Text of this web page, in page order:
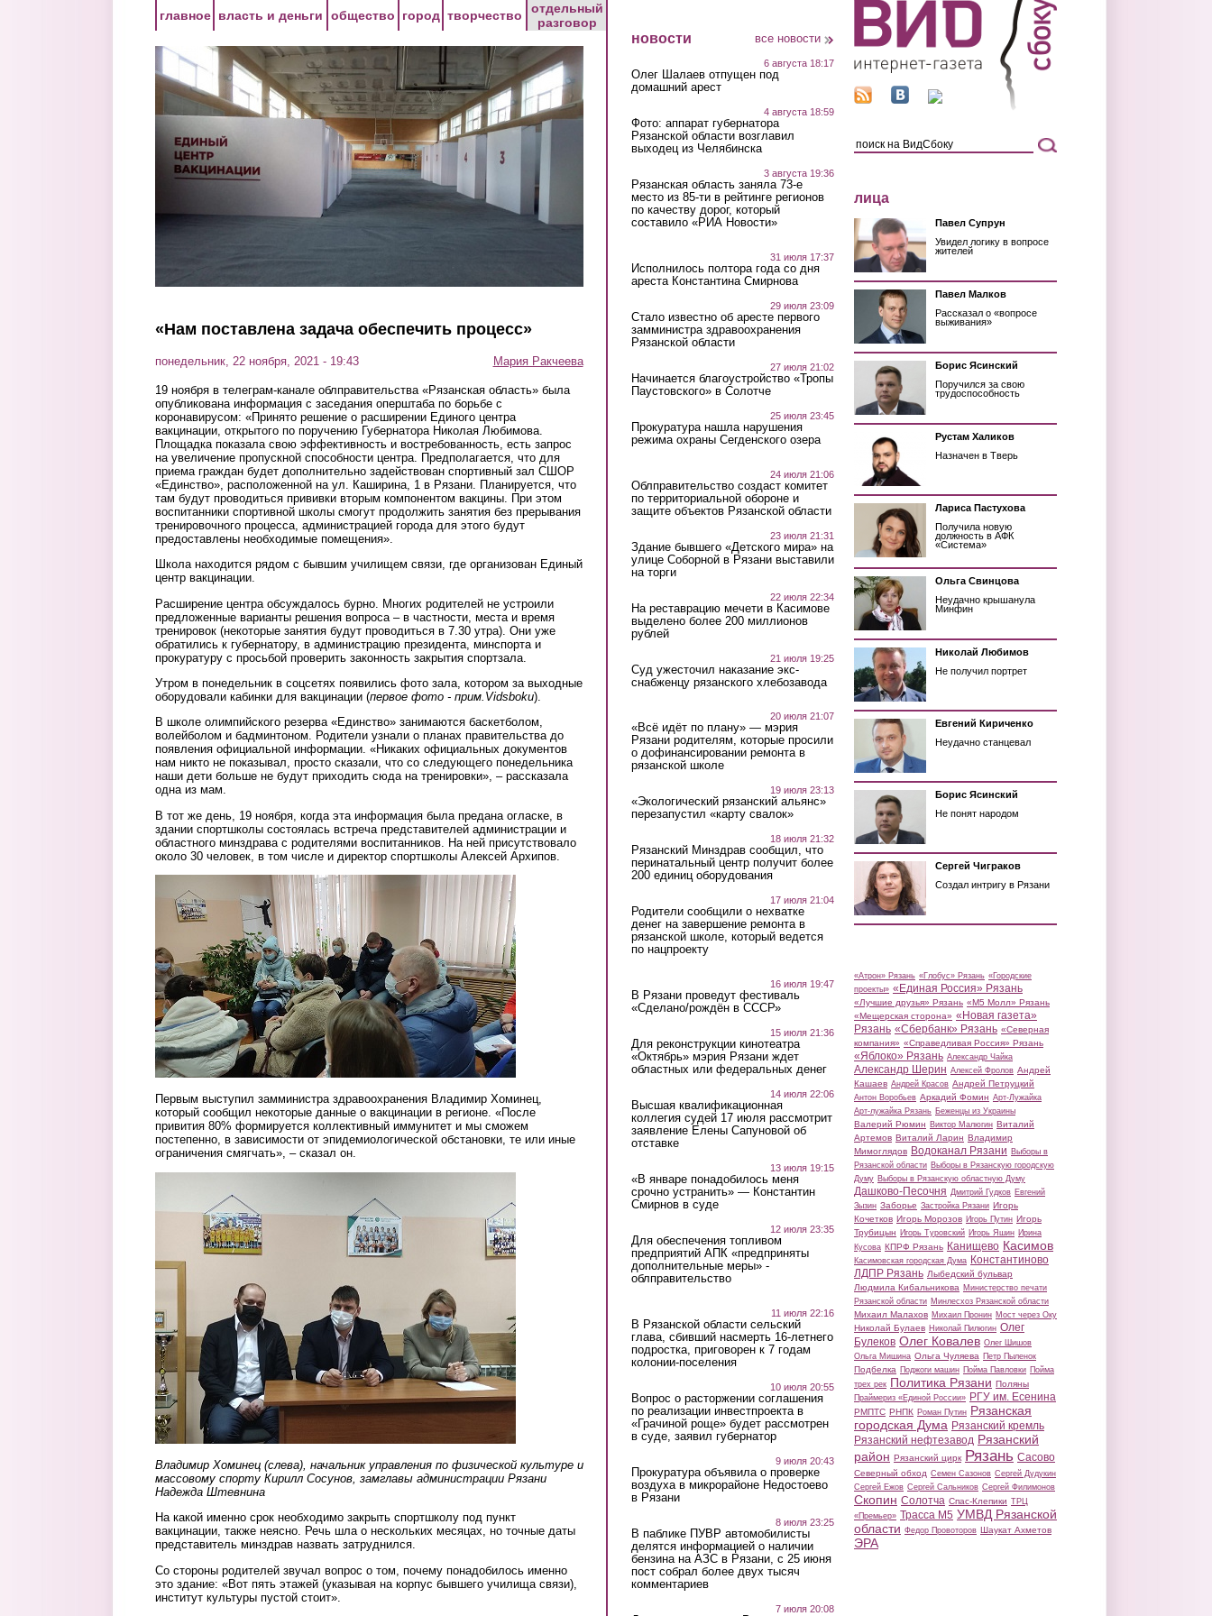
главное власть и деньги общество город творчество
отдельный
разговор
«Нам поставлена задача обеспечить процесс»
понедельник, 22 ноября, 2021 - 19:43 Мария Ракчеева
19 ноября в телеграм-канале облправительства «Рязанская область» была
опубликована информация с заседания оперштаба по борьбе с
коронавирусом: «Принято решение о расширении Единого центра
вакцинации, открытого по поручению Губернатора Николая Любимова.
Площадка показала свою эффективность и востребованность, есть запрос
на увеличение пропускной способности центра. Предполагается, что для
приема граждан будет дополнительно задействован спортивный зал СШОР
«Единство», расположенной на ул. Каширина, 1 в Рязани. Планируется, что
там будут проводиться прививки вторым компонентом вакцины. При этом
воспитанники спортивной школы смогут продолжить занятия без прерывания
тренировочного процесса, администрацией города для этого будут
предоставлены необходимые помещения».
Школа находится рядом с бывшим училищем связи, где организован Единый
центр вакцинации.
Расширение центра обсуждалось бурно. Многих родителей не устроили
предложенные варианты решения вопроса – в частности, места и время
тренировок (некоторые занятия будут проводиться в 7.30 утра). Они уже
обратились к губернатору, в администрацию президента, минспорта и
прокуратуру с просьбой проверить законность закрытия спортзала.
Утром в понедельник в соцсетях появились фото зала, котором за выходные
оборудовали кабинки для вакцинации (первое фото - прим.Vidsboku).
В школе олимпийского резерва «Единство» занимаются баскетболом,
волейболом и бадминтоном. Родители узнали о планах правительства до
появления официальной информации. «Никаких официальных документов
нам никто не показывал, просто сказали, что со следующего понедельника
наши дети больше не будут приходить сюда на тренировки», – рассказала
одна из мам.
В тот же день, 19 ноября, когда эта информация была предана огласке, в
здании спортшколы состоялась встреча представителей администрации и
областного минздрава с родителями воспитанников. На ней присутствовало
около 30 человек, в том числе и директор спортшколы Алексей Архипов.
Первым выступил замминистра здравоохранения Владимир Хоминец,
который сообщил некоторые данные о вакцинации в регионе. «После
привития 80% формируется коллективный иммунитет и мы сможем
постепенно, в зависимости от эпидемиологической обстановки, те или иные
ограничения смягчать», – сказал он.
Владимир Хоминец (слева), начальник управления по физической культуре и
массовому спорту Кирилл Сосунов, замглавы администрации Рязани
Надежда Штевнина
На какой именно срок необходимо закрыть спортшколу под пункт
вакцинации, также неясно. Речь шла о нескольких месяцах, но точные даты
представитель минздрав назвать затруднился.
Со стороны родителей звучал вопрос о том, почему понадобилось именно
это здание: «Вот пять этажей (указывая на корпус бывшего училища связи),
институт культуры пустой стоит».
новости все новости
6 августа 18:17
Олег Шалаев отпущен под
домашний арест
4 августа 18:59
Фото: аппарат губернатора
Рязанской области возглавил
выходец из Челябинска
3 августа 19:36
Рязанская область заняла 73-е
место из 85-ти в рейтинге регионов
по качеству дорог, который
составило «РИА Новости»
31 июля 17:37
Исполнилось полтора года со дня
ареста Константина Смирнова
29 июля 23:09
Стало известно об аресте первого
замминистра здравоохранения
Рязанской области
27 июля 21:02
Начинается благоустройство «Тропы
Паустовского» в Солотче
25 июля 23:45
Прокуратура нашла нарушения
режима охраны Сегденского озера
24 июля 21:06
Облправительство создаст комитет
по территориальной обороне и
защите объектов Рязанской области
23 июля 21:31
Здание бывшего «Детского мира» на
улице Соборной в Рязани выставили
на торги
22 июля 22:34
На реставрацию мечети в Касимове
выделено более 200 миллионов
рублей
21 июля 19:25
Суд ужесточил наказание экс-
снабженцу рязанского хлебозавода
20 июля 21:07
«Всё идёт по плану» — мэрия
Рязани родителям, которые просили
о дофинансировании ремонта в
рязанской школе
19 июля 23:13
«Экологический рязанский альянс»
перезапустил «карту свалок»
18 июля 21:32
Рязанский Минздрав сообщил, что
перинатальный центр получит более
200 единиц оборудования
17 июля 21:04
Родители сообщили о нехватке
денег на завершение ремонта в
рязанской школе, который ведется
по нацпроекту
16 июля 19:47
В Рязани проведут фестиваль
«Сделано/рождён в СССР»
15 июля 21:36
Для реконструкции кинотеатра
«Октябрь» мэрия Рязани ждет
областных или федеральных денег
14 июля 22:06
Высшая квалификационная
коллегия судей 17 июля рассмотрит
заявление Елены Сапуновой об
отставке
13 июля 19:15
«В январе понадобилось меня
срочно устранить» — Константин
Смирнов в суде
12 июля 23:35
Для обеспечения топливом
предприятий АПК «предприняты
дополнительные меры» -
облправительство
11 июля 22:16
В Рязанской области сельский
глава, сбивший насмерть 16-летнего
подростка, приговорен к 7 годам
колонии-поселения
10 июля 20:55
Вопрос о расторжении соглашения
по реализации инвестпроекта в
«Грачиной роще» будет рассмотрен
в суде, заявил губернатор
9 июля 20:43
Прокуратура объявила о проверке
воздуха в микрорайоне Недостоево
в Рязани
8 июля 23:25
В паблике ПУВР автомобилисты
делятся информацией о наличии
бензина на АЗС в Рязани, с 25 июня
пост собрал более двух тысяч
комментариев
7 июля 20:08
лица
Павел Супрун
Увидел логику в вопросе
жителей
Павел Малков
Рассказал о «вопросе
выживания»
Борис Ясинский
Поручился за свою
трудоспособность
Рустам Халиков
Назначен в Тверь
Лариса Пастухова
Получила новую
должность в АФК
«Система»
Ольга Свинцова
Неудачно крышанула
Минфин
Николай Любимов
Не получил портрет
Евгений Кириченко
Неудачно станцевал
Борис Ясинский
Не понят народом
Сергей Чиграков
Создал интригу в Рязани
«Атрон» Рязань «Глобус» Рязань «Городские
проекты» «Единая Россия» Рязань
«Лучшие друзья» Рязань «М5 Молл» Рязань
«Мещерская сторона» «Новая газета»
Рязань «Сбербанк» Рязань «Северная
компания» «Справедливая Россия» Рязань
«Яблоко» Рязань Александр Чайка
Александр Шерин Алексей Фролов Андрей
Кашаев Андрей Красов Андрей Петруцкий
Антон Воробьев Аркадий Фомин Арт-Лужайка
Арт-лужайка Рязань Беженцы из Украины
Валерий Рюмин Виктор Малюгин Виталий
Артемов Виталий Ларин Владимир
Мимоглядов Водоканал Рязани Выборы в
Рязанской области Выборы в Рязанскую городскую
Думу Выборы в Рязанскую областную Думу
Дашково-Песочня Дмитрий Гудков Евгений
Зызин Заборье Застройка Рязани Игорь
Кочетков Игорь Морозов Игорь Путин Игорь
Трубицын Игорь Туровский Игорь Яшин Ирина
Кусова КПРФ Рязань Канищево Касимов
Касимовская городская Дума Константиново
ЛДПР Рязань Лыбедский бульвар
Людмила Кибальникова Министерство печати
Рязанской области Минлесхоз Рязанской области
Михаил Малахов Михаил Пронин Мост через Оку
Николай Булаев Николай Пилюгин Олег
Булеков Олег Ковалев Олег Шишов
Ольга Мишина Ольга Чуляева Петр Пыленок
Подбелка Поджоги машин Пойма Павловки Пойма
трех рек Политика Рязани Поляны
Праймериз «Единой России» РГУ им. Есенина
РМПТС РНПК Роман Путин Рязанская
городская Дума Рязанский кремль
Рязанский нефтезавод Рязанский
район Рязанский цирк Рязань Сасово
Северный обход Семен Сазонов Сергей Дудукин
Сергей Ежов Сергей Сальников Сергей Филимонов
Скопин Солотча Спас-Клепики ТРЦ
«Премьер» Трасса М5 УМВД Рязанской
области Федор Провоторов Шаукат Ахметов
ЭРА